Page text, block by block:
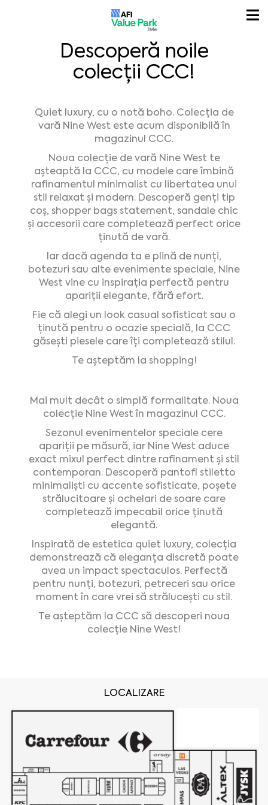
Descoperă noile
colecții CCC!
Quiet luxury, cu o notă boho. Colecția de
vară Nine West este acum disponibilă în
magazinul CCC.
Noua colecție de vară Nine West te
așteaptă la CCC, cu modele care îmbină
rafinamentul minimalist cu libertatea unui
stil relaxat și modern. Descoperă genți tip
coș, shopper bags statement, sandale chic
și accesorii care completează perfect orice
ținută de vară.
Iar dacă agenda ta e plină de nunți,
botezuri sau alte evenimente speciale, Nine
West vine cu inspirația perfectă pentru
apariții elegante, fără efort.
Fie că alegi un look casual sofisticat sau o
ținută pentru o ocazie specială, la CCC
găsești piesele care îți completează stilul.
Te așteptăm la shopping!
Mai mult decât o simplă formalitate. Noua
colecție Nine West în magazinul CCC.
Sezonul evenimentelor speciale cere
apariții pe măsură, iar Nine West aduce
exact mixul perfect dintre rafinament și stil
contemporan. Descoperă pantofi stiletto
minimaliști cu accente sofisticate, poșete
strălucitoare și ochelari de soare care
completează impecabil orice ținută
elegantă.
Inspirată de estetica quiet luxury, colecția
demonstrează că eleganța discretă poate
avea un impact spectaculos. Perfectă
pentru nunți, botezuri, petreceri sau orice
moment în care vrei să strălucești cu stil.
Te așteptăm la CCC să descoperi noua
colecție Nine West!
LOCALIZARE